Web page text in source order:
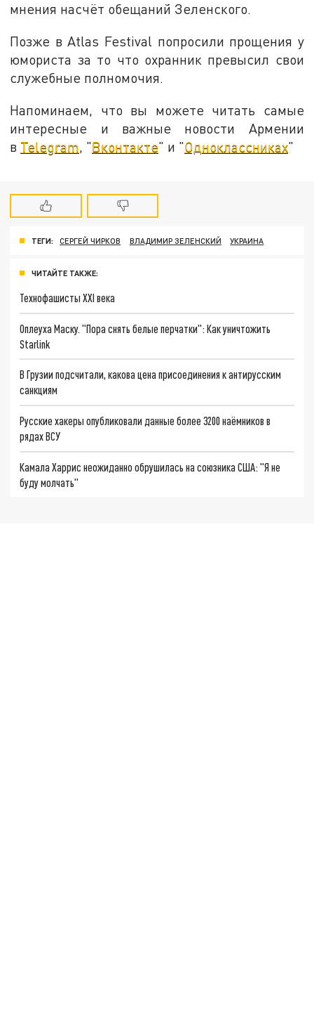
мнения насчёт обещаний Зеленского.
Позже в Atlas Festival попросили прощения у
юмориста за то что охранник превысил свои
служебные полномочия.
Напоминаем, что вы можете читать самые
интересные и важные новости Армении
в Telegram , "Вконтакте" и "Одноклассниках"
ТЕГИ: СЕРГЕЙ ЧИРКОВ ВЛАДИМИР ЗЕЛЕНСКИЙ УКРАИНА
ЧИТАЙТЕ ТАКЖЕ:
Технофашисты XXI века
Оплеуха Маску. "Пора снять белые перчатки": Как уничтожить
Starlink
В Грузии подсчитали, какова цена присоединения к антирусским
санкциям
Русские хакеры опубликовали данные более 3200 наёмников в
рядах ВСУ
Камала Харрис неожиданно обрушилась на союзника США: "Я не
буду молчать"